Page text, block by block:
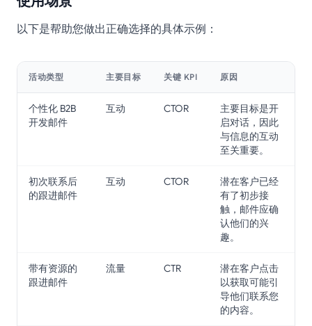
以下是帮助您做出正确选择的具体示例：
活动类型 主要目标 关键 KPI 原因
个性化 B2B
开发邮件
互动 CTOR
主要目标是开
启对话，因此
与信息的互动
至关重要。
初次联系后
的跟进邮件
互动 CTOR
潜在客户已经
有了初步接
触，邮件应确
认他们的兴
趣。
带有资源的
跟进邮件
流量 CTR
潜在客户点击
以获取可能引
导他们联系您
的内容。